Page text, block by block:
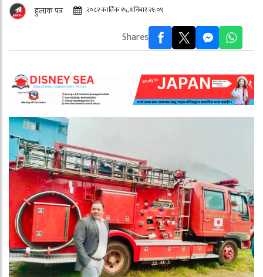
हुलाक पत्र २०८२ कार्तिक १५, शनिबार २१:०९
Shares